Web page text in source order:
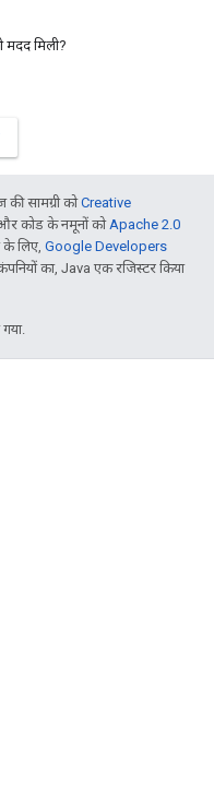
मिली?
सामग्री कोCreative
कोड के नमूनों कोApache 2.0
के लिए, Google Developers
का, Java एक रजिस्टर किया